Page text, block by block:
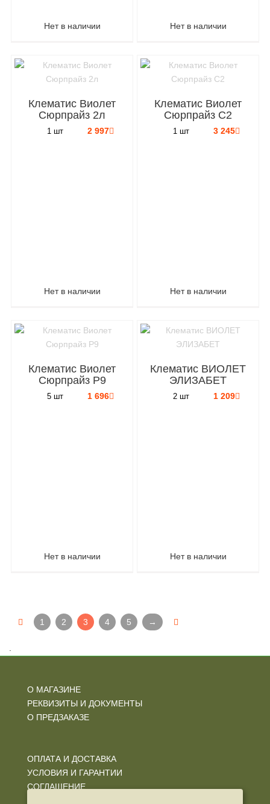
Нет в наличии Нет в наличии
Клематис Виолет
Сюрпрайз 2л
1 шт 2 997
Нет в наличии
Клематис Виолет
Сюрпрайз C2
1 шт 3 245
Нет в наличии
Клематис Виолет
Сюрпрайз P9
5 шт 1 696
Нет в наличии
Клематис ВИОЛЕТ
ЭЛИЗАБЕТ
2 шт 1 209
Нет в наличии
1 2 3 4 5 →
О МАГАЗИНЕ
РЕКВИЗИТЫ И ДОКУМЕНТЫ
О ПРЕДЗАКАЗЕ
ОПЛАТА И ДОСТАВКА
УСЛОВИЯ И ГАРАНТИИ
СОГЛАШЕНИЕ